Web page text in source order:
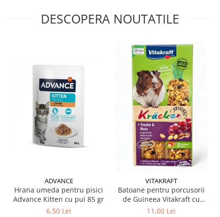
DESCOPERA NOUTATILE
ADVANCE
Hrana umeda pentru pisici
Advance Kitten cu pui 85 gr
6,50 Lei
VITAKRAFT
Batoane pentru porcusorii
de Guineea Vitakraft cu
struguri & nuci 2 buc
11,00 Lei